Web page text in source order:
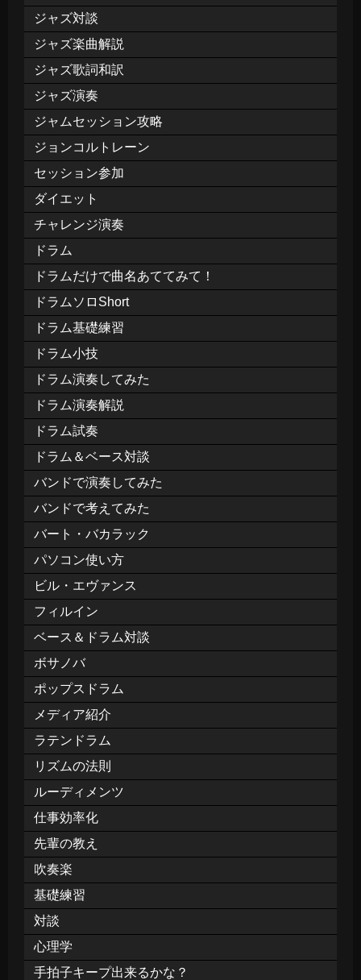
ジャズ対談
ジャズ楽曲解説
ジャズ歌詞和訳
ジャズ演奏
ジャムセッション攻略
ジョンコルトレーン
セッション参加
ダイエット
チャレンジ演奏
ドラム
ドラムだけで曲名あててみて！
ドラムソロShort
ドラム基礎練習
ドラム小技
ドラム演奏してみた
ドラム演奏解説
ドラム試奏
ドラム＆ベース対談
バンドで演奏してみた
バンドで考えてみた
バート・バカラック
パソコン使い方
ビル・エヴァンス
フィルイン
ベース＆ドラム対談
ボサノバ
ポップスドラム
メディア紹介
ラテンドラム
リズムの法則
ルーディメンツ
仕事効率化
先輩の教え
吹奏楽
基礎練習
対談
心理学
手拍子キープ出来るかな？